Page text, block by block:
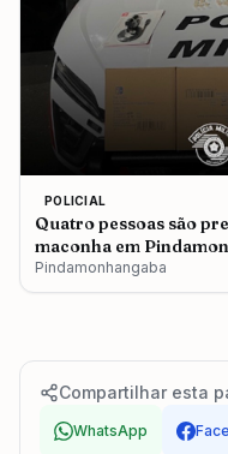
POLICIAL
Quatro pessoas são
maconha em
Pindamonhangaba
Compartilhar esta
WhatsApp